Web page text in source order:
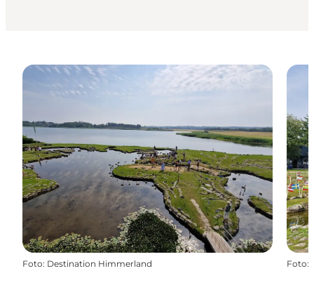
Foto: Destination Himmerland Foto: